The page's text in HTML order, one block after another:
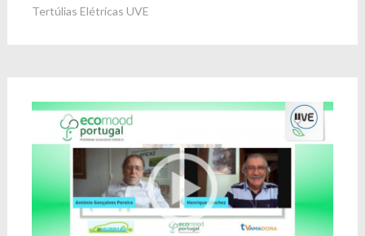
Tertúlias Elétricas UVE